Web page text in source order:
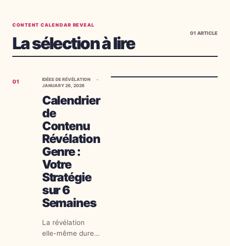
CONTENT CALENDAR REVEAL
La sélection à lire
01 ARTICLE
01
IDÉES DE RÉVÉLATION
JANUARY 26, 2026
Calendrier
de
Contenu
Révélation
Genre :
Votre
Stratégie
sur 6
Semaines
La révélation
elle-même dure